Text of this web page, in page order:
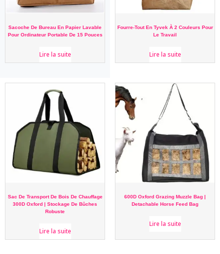
Sacoche De Bureau En Papier Lavable
Pour Ordinateur Portable De 15 Pouces
Lire la suite
Fourre-Tout En Tyvek À 2 Couleurs Pour
Le Travail
Lire la suite
Sac De Transport De Bois De Chauffage
300D Oxford | Stockage De Bûches
Robuste
Lire la suite
600D Oxford Grazing Muzzle Bag |
Detachable Horse Feed Bag
Lire la suite